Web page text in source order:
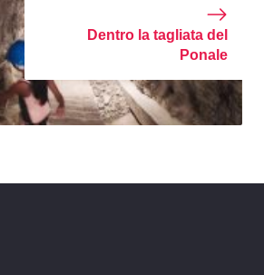
Dentro la tagliata del
Ponale